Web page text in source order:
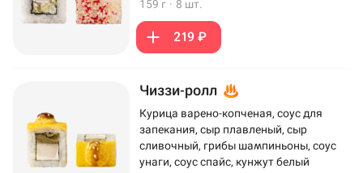
159 г · 8 шт.
219 ₽
Чиззи-ролл
Курица варено-копченая, соус для
запекания, сыр плавленый, сыр
сливочный, грибы шампиньоны, соус
унаги, соус спайс, кунжут белый